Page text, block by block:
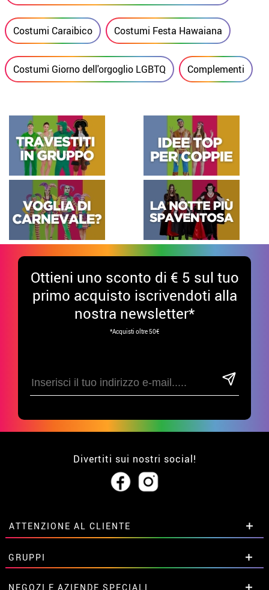
Costumi Caraibico Costumi Festa Hawaiana
Costumi Giorno dell'orgoglio LGBTQ Complementi
Ottieni uno sconto di € 5 sul tuo
primo acquisto iscrivendoti alla
nostra newsletter*
*Acquisti oltre 50€
Divertiti sui nostri social!
ATTENZIONE AL CLIENTE
• Su di noi
• Condizioni di vendita
• Avviso legale privacy
GRUPPI
Sconti speciali per gruppi.
NEGOZI E AZIENDE SPECIALI